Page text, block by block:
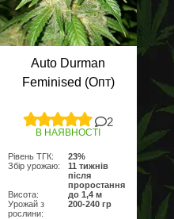
Auto Durman
Feminised (Опт)
2
В НАЯВНОСТІ
Рівень ТГК:
23%
Збір урожаю:
11 тижнів
після
проростання
Висота:
до 1,4 м
Урожай з
рослини:
200-240 гр